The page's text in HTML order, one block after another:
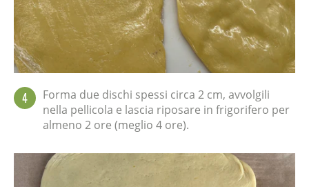
4
Forma due dischi spessi circa 2 cm, avvolgili
nella pellicola e lascia riposare in frigorifero per
almeno 2 ore (meglio 4 ore).